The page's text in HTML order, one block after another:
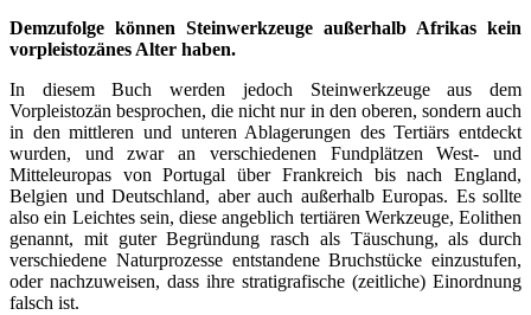
Demzufolge können Steinwerkzeuge außerhalb Afrikas kein
vorpleistozänes Alter haben.
In diesem Buch werden jedoch Steinwerkzeuge aus dem
Vorpleistozän besprochen, die nicht nur in den oberen, sondern auch
in den mittleren und unteren Ablagerungen des Tertiärs entdeckt
wurden, und zwar an verschiedenen Fundplätzen West- und
Mitteleuropas von Portugal über Frankreich bis nach England,
Belgien und Deutschland, aber auch außerhalb Europas. Es sollte
also ein Leichtes sein, diese angeblich tertiären Werkzeuge, Eolithen
genannt, mit guter Begründung rasch als Täuschung, als durch
verschiedene Naturprozesse entstandene Bruchstücke einzustufen,
oder nachzuweisen, dass ihre stratigrafische (zeitliche) Einordnung
falsch ist.